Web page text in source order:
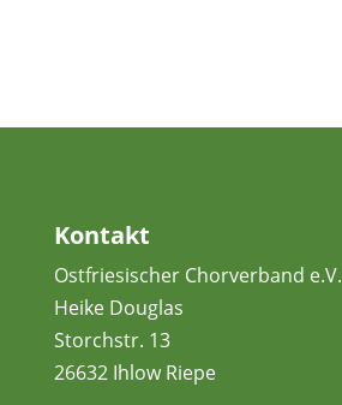
Kontakt
Ostfriesischer Chorverband e.V.
Heike Douglas
Storchstr. 13
26632 Ihlow Riepe